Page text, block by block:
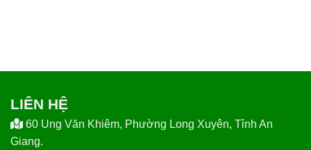
LIÊN HỆ
60 Ung Văn Khiêm, Phường Long Xuyên, Tỉnh An
Giang.